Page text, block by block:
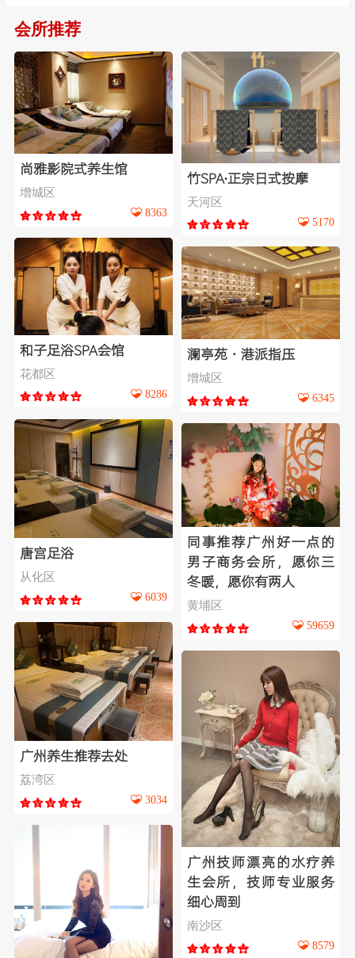
会所推荐
尚雅影院式养生馆
增城区
8363
竹SPA∙正宗日式按摩
天河区
5170
和子足浴SPA会馆
花都区
8286
澜亭苑·港派指压
增城区
6345
唐宫足浴
从化区
6039
同事推荐广州好一点的
男子商务会所，愿你三
冬暖，愿你有两人
黄埔区
59659
广州养生推荐去处
荔湾区
3034
广州技师漂亮的水疗养
生会所，技师专业服务
细心周到
南沙区
8579